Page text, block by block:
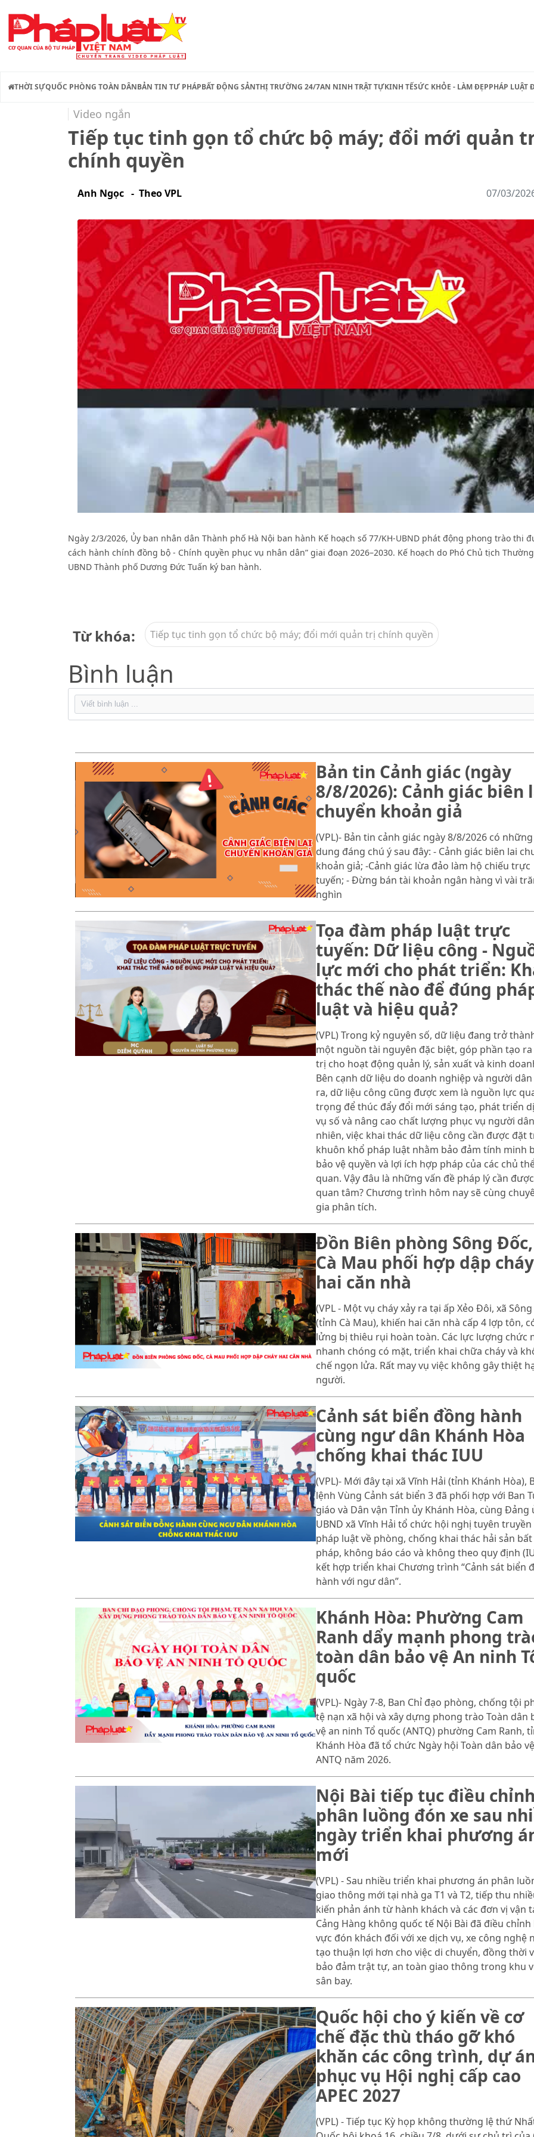
THỜI SỰQUỐC PHÒNG TOÀN DÂNBẢN TIN TƯ PHÁPBẤT ĐỘNG SẢNTHỊ TRƯỜNG 24/7AN NINH TRẬT TỰKINH TẾSỨC KHỎE - LÀM ĐẸPPHÁP LUẬT
Video ngắn
Tiếp tục tinh gọn tổ chức bộ máy; đổi mới quản
chính quyền
Anh Ngọc - Theo VPL 07/03/
Ngày 2/3/2026, Ủy ban nhân dân Thành phố Hà Nội ban hành Kế hoạch số 77/KH-UBND phát động phong trào thi
cách hành chính đồng bộ - Chính quyền phục vụ nhân dân” giai đoạn 2026–2030. Kế hoạch do Phó Chủ tịch
UBND Thành phố Dương Đức Tuấn ký ban hành.
Từ khóa: Tiếp tục tinh gọn tổ chức bộ máy; đổi mới quản trị chính quyền
Bình luận
Bản tin Cảnh giác (ngày
8/8/2026): Cảnh giác biên
chuyển khoản giả
(VPL)- Bản tin cảnh giác ngày 8/8/2026 có
dung đáng chú ý sau đây: - Cảnh giác biên lai
khoản giả; -Cảnh giác lừa đảo làm hộ chiếu trực
tuyến; - Đừng bán tài khoản ngân hàng vì vài
nghìn
Tọa đàm pháp luật trực
tuyến: Dữ liệu công -
lực mới cho phát triển:
thác thế nào để đúng
luật và hiệu quả?
(VPL) Trong kỷ nguyên số, dữ liệu đang trở
một nguồn tài nguyên đặc biệt, góp phần tạo ra
trị cho hoạt động quản lý, sản xuất và kinh
Bên cạnh dữ liệu do doanh nghiệp và người
ra, dữ liệu công cũng được xem là nguồn lực
trọng để thúc đẩy đổi mới sáng tạo, phát triển
vụ số và nâng cao chất lượng phục vụ người
nhiên, việc khai thác dữ liệu công cần được đặt
khuôn khổ pháp luật nhằm bảo đảm tính minh
bảo vệ quyền và lợi ích hợp pháp của các chủ
quan. Vậy đâu là những vấn đề pháp lý cần được
quan tâm? Chương trình hôm nay sẽ cùng
gia phân tích.
Đồn Biên phòng Sông Đốc,
Cà Mau phối hợp dập cháy
hai căn nhà
(VPL - Một vụ cháy xảy ra tại ấp Xẻo Đôi, xã
(tỉnh Cà Mau), khiến hai căn nhà cấp 4 lợp tôn,
lửng bị thiêu rụi hoàn toàn. Các lực lượng chức
nhanh chóng có mặt, triển khai chữa cháy và
chế ngọn lửa. Rất may vụ việc không gây thiệt
người.
Cảnh sát biển đồng hành
cùng ngư dân Khánh Hòa
chống khai thác IUU
(VPL)- Mới đây tại xã Vĩnh Hải (tỉnh Khánh Hòa),
lệnh Vùng Cảnh sát biển 3 đã phối hợp với Ban
giáo và Dân vận Tỉnh ủy Khánh Hòa, cùng Đảng
UBND xã Vĩnh Hải tổ chức hội nghị tuyên truyền
pháp luật về phòng, chống khai thác hải sản
pháp, không báo cáo và không theo quy định
kết hợp triển khai Chương trình “Cảnh sát biển
hành với ngư dân”.
Khánh Hòa: Phường Cam
Ranh dẩy mạnh phong
toàn dân bảo vệ An ninh
quốc
(VPL)- Ngày 7-8, Ban Chỉ đạo phòng, chống tội
tệ nạn xã hội và xây dựng phong trào Toàn dân
vệ an ninh Tổ quốc (ANTQ) phường Cam Ranh,
Khánh Hòa đã tổ chức Ngày hội Toàn dân bảo vệ
ANTQ năm 2026.
Nội Bài tiếp tục điều chỉnh
phân luồng đón xe sau
ngày triển khai phương
mới
(VPL) - Sau nhiều triển khai phương án phân
giao thông mới tại nhà ga T1 và T2, tiếp thu
kiến phản ánh từ hành khách và các đơn vị vận
Cảng Hàng không quốc tế Nội Bài đã điều chỉnh
vực đón khách đối với xe dịch vụ, xe công nghệ
tạo thuận lợi hơn cho việc di chuyển, đồng thời
bảo đảm trật tự, an toàn giao thông trong khu
sân bay.
Quốc hội cho ý kiến về cơ
chế đặc thù tháo gỡ khó
khăn các công trình, dự
phục vụ Hội nghị cấp cao
APEC 2027
(VPL) - Tiếp tục Kỳ họp không thường lệ thứ